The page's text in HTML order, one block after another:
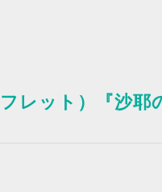
フレット）『沙耶